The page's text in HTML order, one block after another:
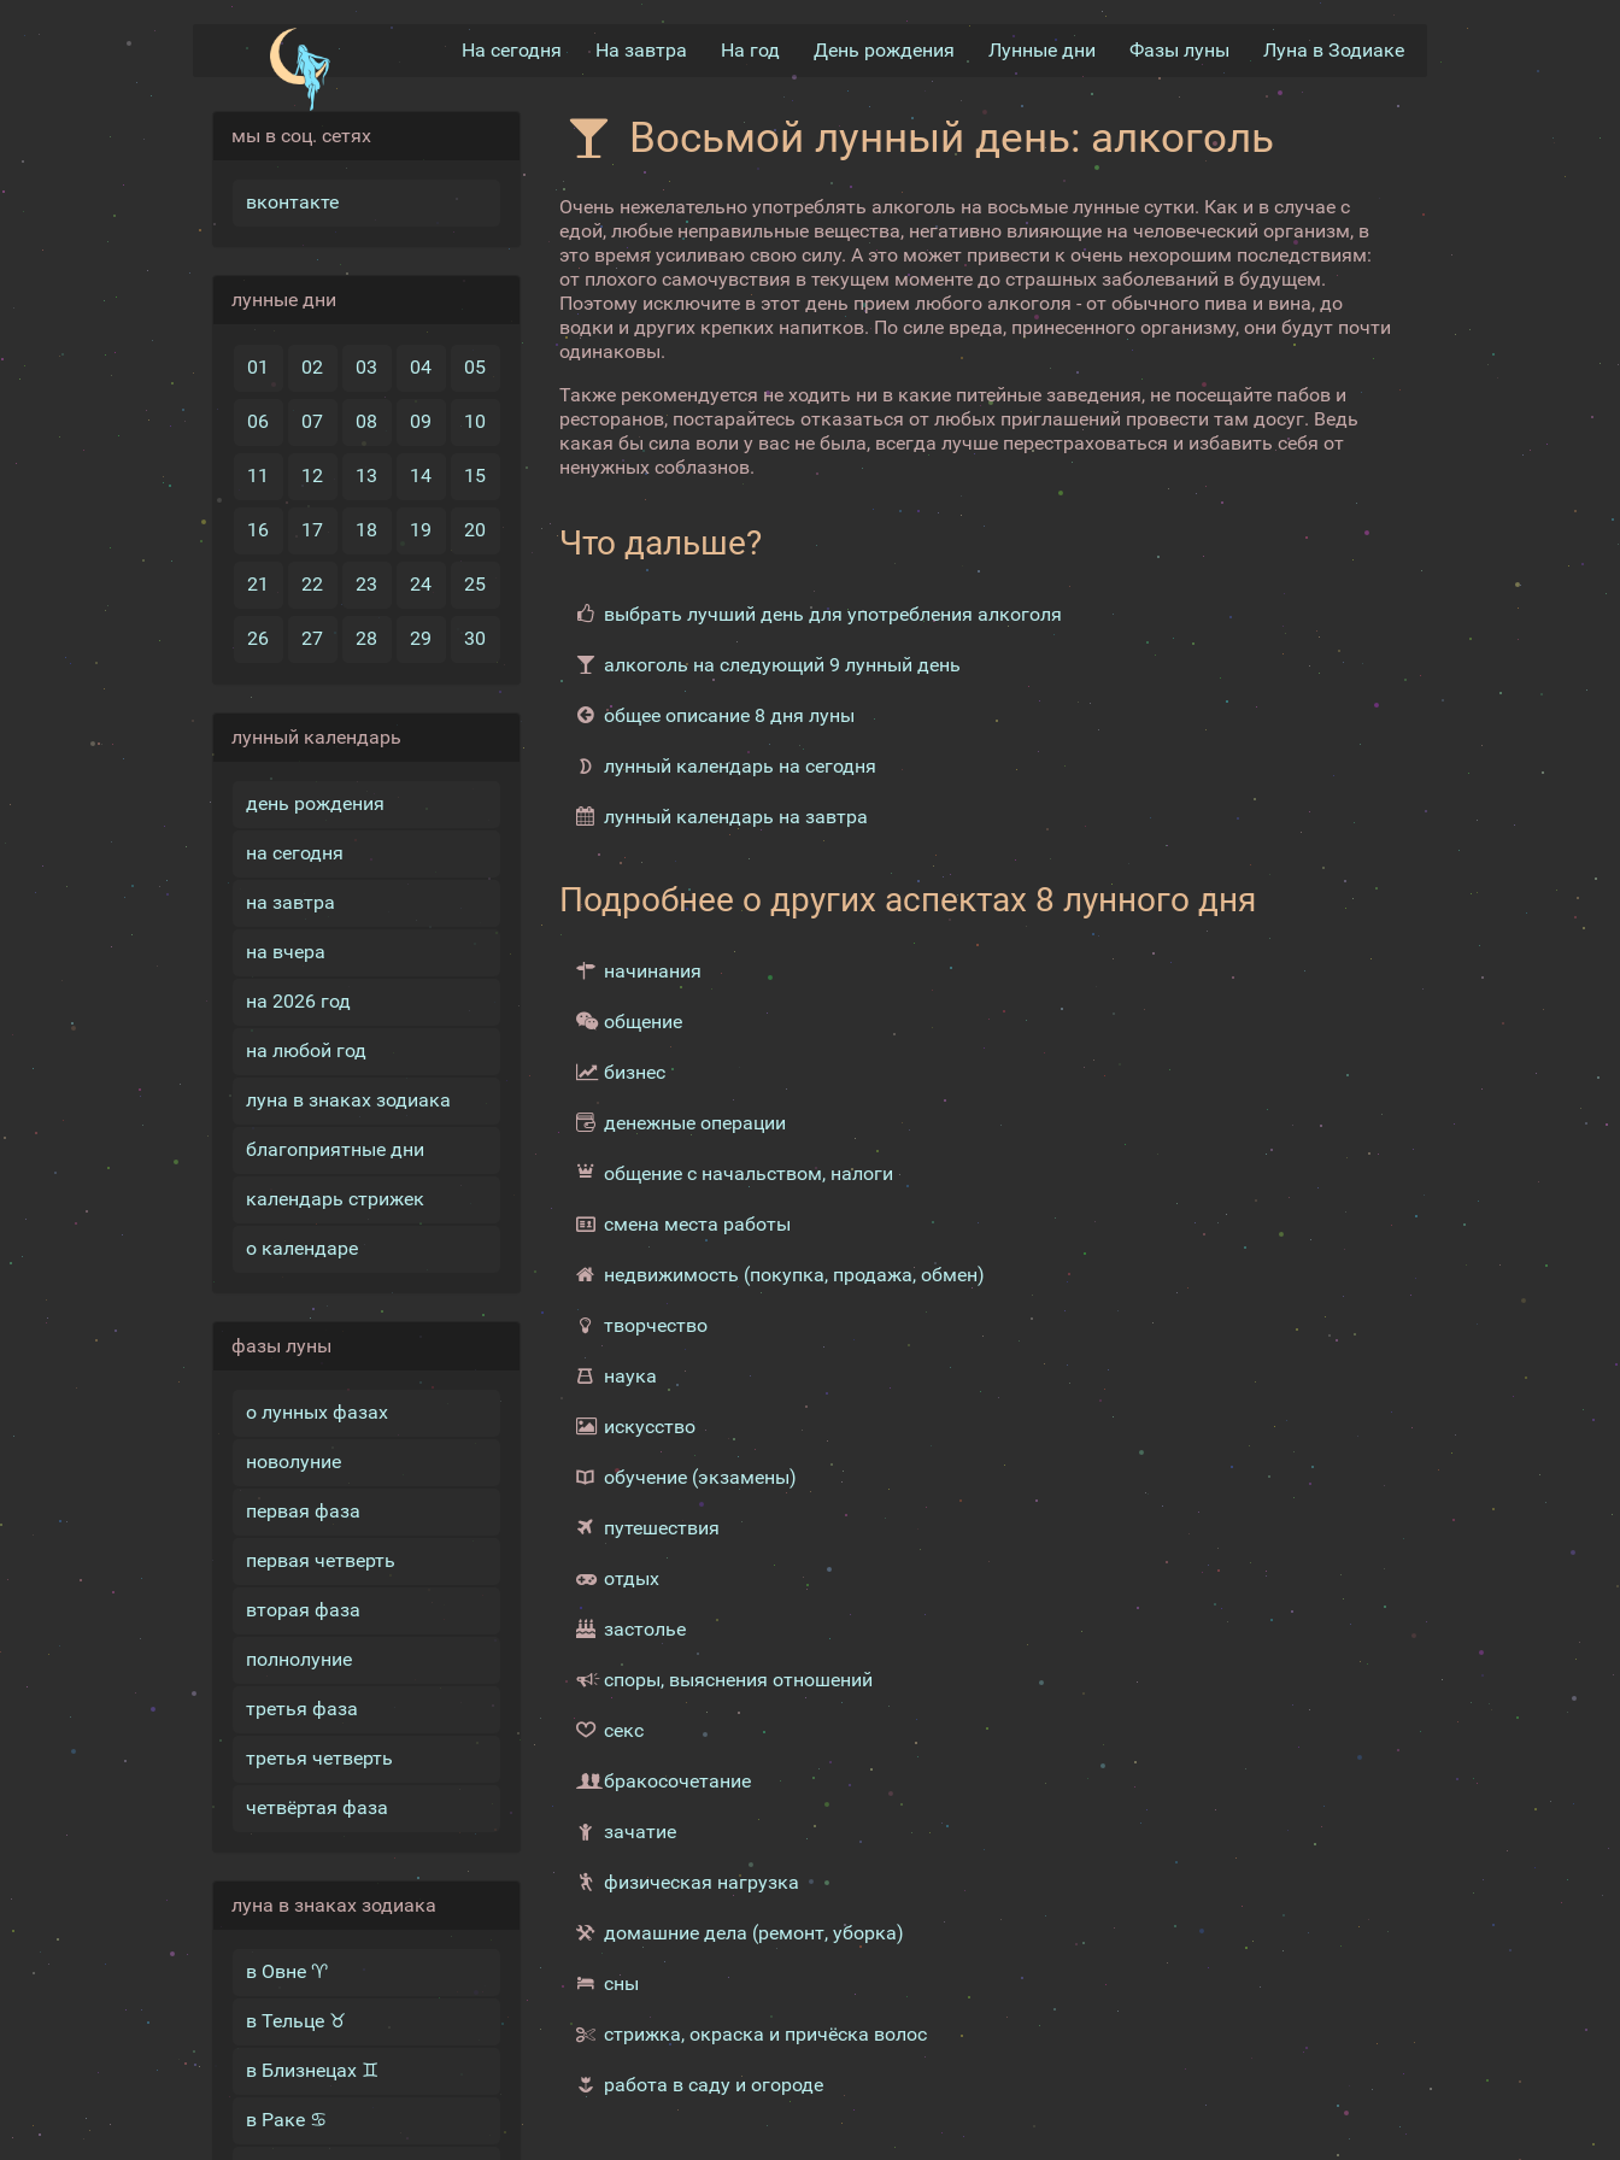
На сегодня На завтра На год День рождения Лунные дни Фазы луны Луна в Зодиаке
мы в соц. сетях
вконтакте
лунные дни
01 02 03 04 05
06 07 08 09 10
11 12 13 14 15
16 17 18 19 20
21 22 23 24 25
26 27 28 29 30
лунный календарь
день рождения
на сегодня
на завтра
на вчера
на 2026 год
на любой год
луна в знаках зодиака
благоприятные дни
календарь стрижек
о календаре
фазы луны
о лунных фазах
новолуние
первая фаза
первая четверть
вторая фаза
полнолуние
третья фаза
третья четверть
четвёртая фаза
луна в знаках зодиака
в Овне ♈
в Тельце ♉
в Близнецах ♊
в Раке ♋
Восьмой лунный день: алкоголь
Очень нежелательно употреблять алкоголь на восьмые лунные сутки. Как и в случае с
едой, любые неправильные вещества, негативно влияющие на человеческий организм, в
это время усиливаю свою силу. А это может привести к очень нехорошим последствиям:
от плохого самочувствия в текущем моменте до страшных заболеваний в будущем.
Поэтому исключите в этот день прием любого алкоголя - от обычного пива и вина, до
водки и других крепких напитков. По силе вреда, принесенного организму, они будут почти
одинаковы.
Также рекомендуется не ходить ни в какие питейные заведения, не посещайте пабов и
ресторанов, постарайтесь отказаться от любых приглашений провести там досуг. Ведь
какая бы сила воли у вас не была, всегда лучше перестраховаться и избавить себя от
ненужных соблазнов.
Что дальше?
выбрать лучший день для употребления алкоголя
алкоголь на следующий 9 лунный день
общее описание 8 дня луны
лунный календарь на сегодня
лунный календарь на завтра
Подробнее о других аспектах 8 лунного дня
начинания
общение
бизнес
денежные операции
общение с начальством, налоги
смена места работы
недвижимость (покупка, продажа, обмен)
творчество
наука
искусство
обучение (экзамены)
путешествия
отдых
застолье
споры, выяснения отношений
секс
бракосочетание
зачатие
физическая нагрузка
домашние дела (ремонт, уборка)
сны
стрижка, окраска и причёска волос
работа в саду и огороде